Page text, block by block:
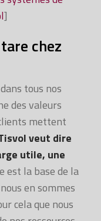
]
chez
tous nos
des valeurs
mettent
veut dire
utile, une
est la base de la
en sommes
cela que nous